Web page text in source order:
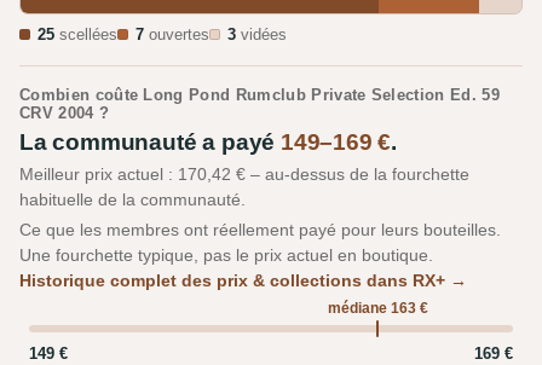
25 scellées 7 ouvertes 3 vidées
Combien coûte Long Pond Rumclub Private Selection Ed. 59
CRV 2004 ?
La communauté a payé 149–169 €.
Meilleur prix actuel : 170,42 € – au-dessus de la fourchette
habituelle de la communauté.
Ce que les membres ont réellement payé pour leurs bouteilles.
Une fourchette typique, pas le prix actuel en boutique.
Historique complet des prix & collections dans RX+ →
médiane 163 €
149 € 169 €